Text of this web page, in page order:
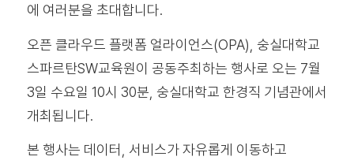
에 여러분을 초대합니다.
오픈 클라우드 플랫폼 얼라이언스(OPA), 숭실대학교
스파르탄SW교육원이 공동주최하는 행사로 오는 7월
3일 수요일 10시 30분, 숭실대학교 한경직 기념관에서
개최됩니다.
본 행사는 데이터, 서비스가 자유롭게 이동하고